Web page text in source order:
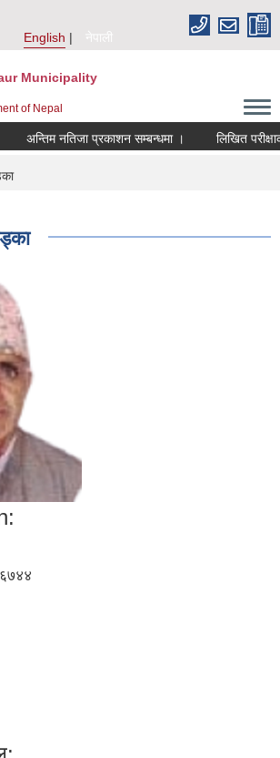
English
नेपाली
Municipality
of Nepal
अन्तिम नतिजा प्रकाशन सम्बन्धमा । लिखित